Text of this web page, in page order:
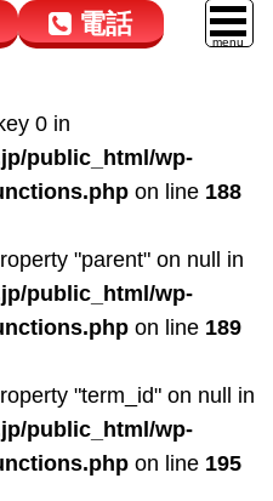
電話
050-5264-4432
9:00～18:00
050-5264-4433
9:00～18:00
0 in
public_html/wp-
on line 188
"parent" on null in
public_html/wp-
on line 189
"term_id" on null in
public_html/wp-
on line 195